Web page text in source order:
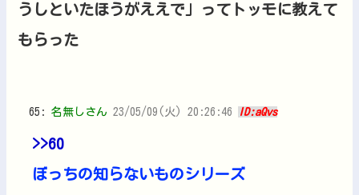
うしといたほうがええで」ってトッモに教えて
もらった
65: 名無しさん 23/05/09(火) 20:26:46 ID:aQvs
>>60
ぼっちの知らないものシリーズ